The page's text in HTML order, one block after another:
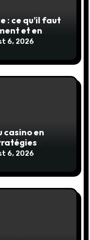
: ce qu’il faut
et en
6, 2026
casino en
6, 2026